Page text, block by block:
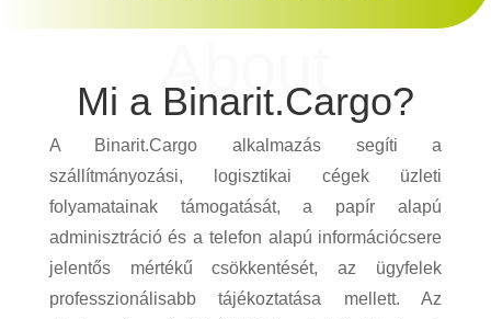
About
Mi a Binarit.Cargo?
A Binarit.Cargo alkalmazás segíti a
szállítmányozási, logisztikai cégek üzleti
folyamatainak támogatását, a papír alapú
adminisztráció és a telefon alapú információcsere
jelentős mértékű csökkentését, az ügyfelek
professzionálisabb tájékoztatása mellett. Az